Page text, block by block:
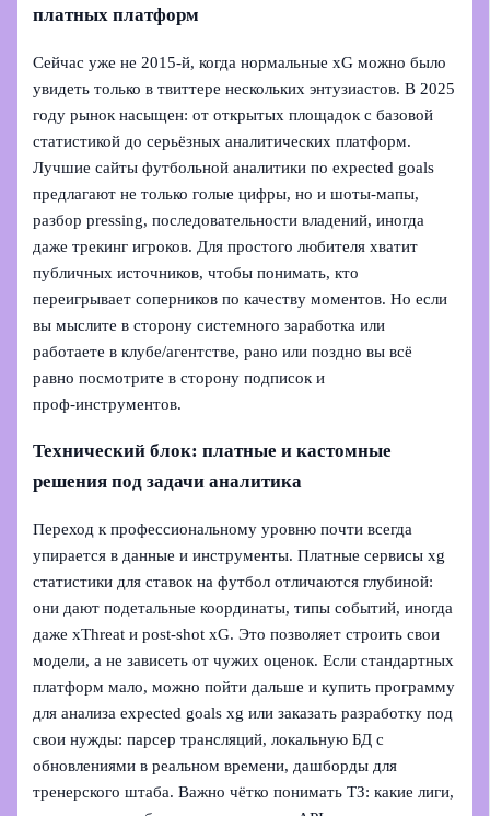
платных платформ
Сейчас уже не 2015‑й, когда нормальные xG можно было
увидеть только в твиттере нескольких энтузиастов. В 2025
году рынок насыщен: от открытых площадок с базовой
статистикой до серьёзных аналитических платформ.
Лучшие сайты футбольной аналитики по expected goals
предлагают не только голые цифры, но и шоты‑мапы,
разбор pressing, последовательности владений, иногда
даже трекинг игроков. Для простого любителя хватит
публичных источников, чтобы понимать, кто
переигрывает соперников по качеству моментов. Но если
вы мыслите в сторону системного заработка или
работаете в клубе/агентстве, рано или поздно вы всё
равно посмотрите в сторону подписок и
проф‑инструментов.
Технический блок: платные и кастомные
решения под задачи аналитика
Переход к профессиональному уровню почти всегда
упирается в данные и инструменты. Платные сервисы xg
статистики для ставок на футбол отличаются глубиной:
они дают подетальные координаты, типы событий, иногда
даже xThreat и post‑shot xG. Это позволяет строить свои
модели, а не зависеть от чужих оценок. Если стандартных
платформ мало, можно пойти дальше и купить программу
для анализа expected goals xg или заказать разработку под
свои нужды: парсер трансляций, локальную БД с
обновлениями в реальном времени, дашборды для
тренерского штаба. Важно чётко понимать ТЗ: какие лиги,